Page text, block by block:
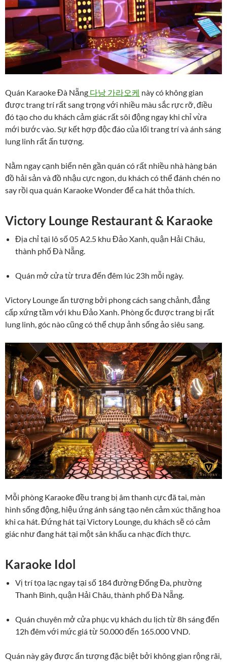
Quán Karaoke Đà Nẵng 다낭 가라오케 này có không gian
được trang trí rất sang trọng với nhiều màu sắc rực rỡ, điều
đó tạo cho du khách cảm giác rất sôi động ngay khi chỉ vừa
mới bước vào. Sự kết hợp độc đáo của lối trang trí và ánh sáng
lung linh rất ấn tượng.
Nằm ngay cạnh biển nên gần quán có rất nhiều nhà hàng bán
đồ hải sản và đồ nhậu cực ngon, du khách có thể đánh chén no
say rồi qua quán Karaoke Wonder để ca hát thỏa thích.
Victory Lounge Restaurant & Karaoke
Địa chỉ tại lô số 05 A2.5 khu Đảo Xanh, quận Hải Châu,
thành phố Đà Nẵng.
Quán mở cửa từ trưa đến đêm lúc 23h mỗi ngày.
Victory Lounge ấn tượng bởi phong cách sang chảnh, đẳng
cấp xứng tầm với khu Đảo Xanh. Phòng ốc được trang bị rất
lung linh, góc nào cũng có thể chụp ảnh sống ảo siêu sang.
Mỗi phòng Karaoke đều trang bị âm thanh cực đã tai, màn
hình sống động, hiệu ứng ánh sáng tạo nên cảm xúc thăng hoa
khi ca hát. Đứng hát tại Victory Lounge, du khách sẽ có cảm
giác như đang hát tại một sân khấu ca nhạc đích thực.
Karaoke Idol
Vị trí tọa lạc ngay tại số 184 đường Đống Đa, phường
Thanh Bình, quận Hải Châu, thành phố Đà Nẵng.
Quán chuyên mở cửa phục vụ khách du lịch từ 8h sáng đến
12h đêm với mức giá từ 50.000 đến 165.000 VND.
Quán này gây được ấn tượng đặc biệt bởi không gian rộng rãi,